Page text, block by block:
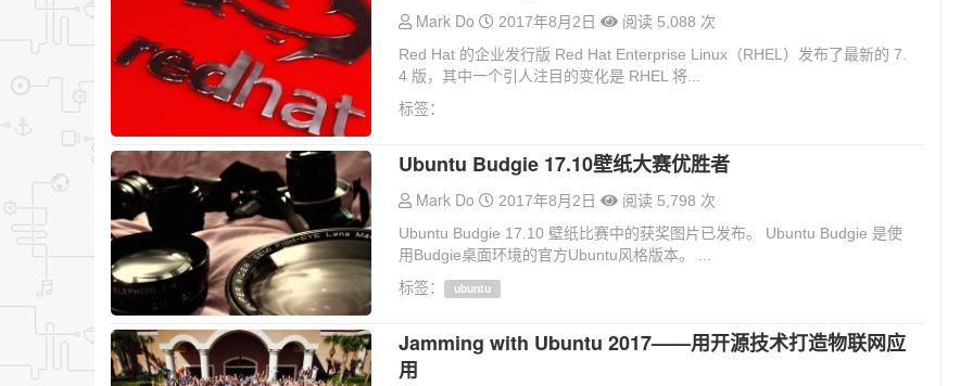
Mark Do 2017年8月2日
阅读 5,088 次
Red Hat 的企业发行版 Red Hat Enterprise Linux（RHEL）发布了最新的 7.
4 版，其中一个引人注目的变化是 RHEL 将...
标签：
Ubuntu Budgie 17.10壁纸大赛优胜者
Mark Do 2017年8月2日
阅读 5,798 次
Ubuntu Budgie 17.10 壁纸比赛中的获奖图片已发布。 Ubuntu Budgie 是使
用Budgie桌面环境的官方Ubuntu风格版本。 ...
标签：
ubuntu
Jamming with Ubuntu 2017——用开源技术打造物联网应
用